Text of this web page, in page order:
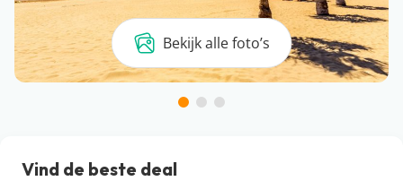
Bekijk alle foto’s
Vind de beste deal